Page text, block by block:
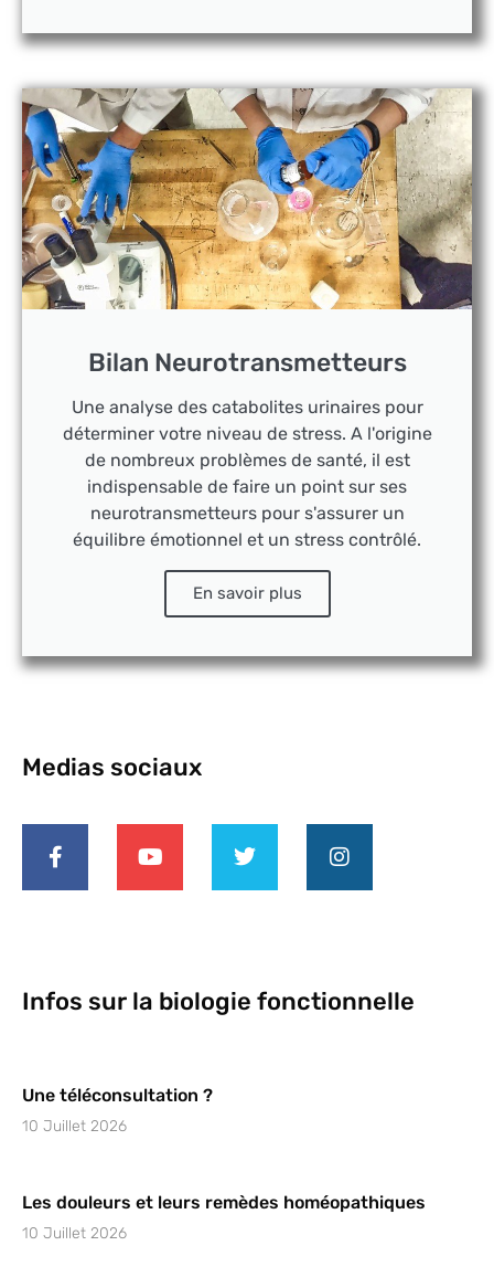
Bilan Neurotransmetteurs
Une analyse des catabolites urinaires pour
déterminer votre niveau de stress. A l'origine
de nombreux problèmes de santé, il est
indispensable de faire un point sur ses
neurotransmetteurs pour s'assurer un
équilibre émotionnel et un stress contrôlé.
En savoir plus
Medias sociaux
Infos sur la biologie fonctionnelle
Une téléconsultation ?
10 Juillet 2026
Les douleurs et leurs remèdes homéopathiques
10 Juillet 2026